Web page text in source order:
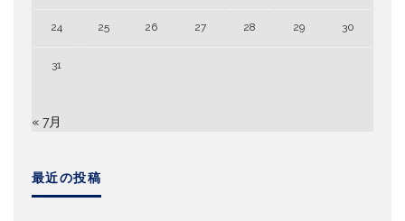
24 25 26 27 28 29 30
31
« 7月
最近の投稿